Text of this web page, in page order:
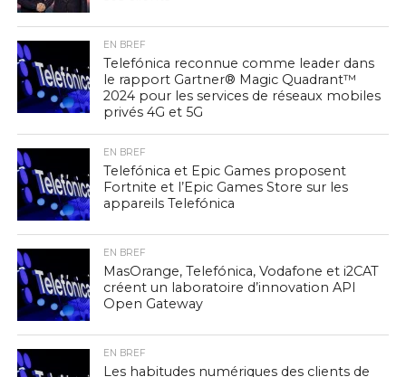
EN BREF
Telefónica reconnue comme leader dans
le rapport Gartner® Magic Quadrant™
2024 pour les services de réseaux mobiles
privés 4G et 5G
EN BREF
Telefónica et Epic Games proposent
Fortnite et l’Epic Games Store sur les
appareils Telefónica
EN BREF
MasOrange, Telefónica, Vodafone et i2CAT
créent un laboratoire d’innovation API
Open Gateway
EN BREF
Les habitudes numériques des clients de